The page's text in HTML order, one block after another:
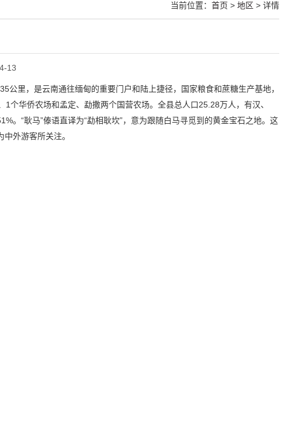
当前位置： 首页 > 地区 > 详情
13
里，是云南通往缅甸的重要门户和陆上捷径，国家粮食和蔗糖生产基地，
个华侨农场和孟定、勐撒两个国营农场。全县总人口25.28万人，有汉、
。“耿马”傣语直译为“勐相耿坎”，意为跟随白马寻觅到的黄金宝石之地。这
外游客所关注。